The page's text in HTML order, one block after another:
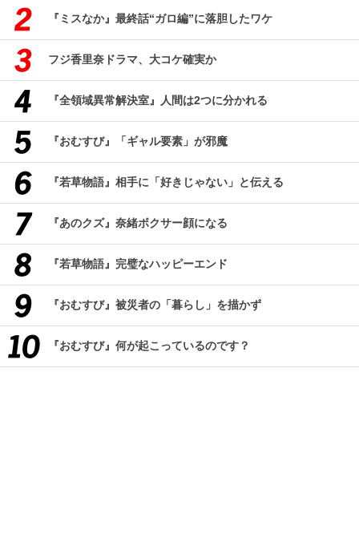
『ミスなか』最終話“ガロ編”に落胆したワケ
フジ香里奈ドラマ、大コケ確実か
『全領域異常解決室』人間は2つに分かれる
『おむすび』「ギャル要素」が邪魔
『若草物語』相手に「好きじゃない」と伝える
『あのクズ』奈緒ボクサー顔になる
『若草物語』完璧なハッピーエンド
『おむすび』被災者の「暮らし」を描かず
『おむすび』何が起こっているのです？